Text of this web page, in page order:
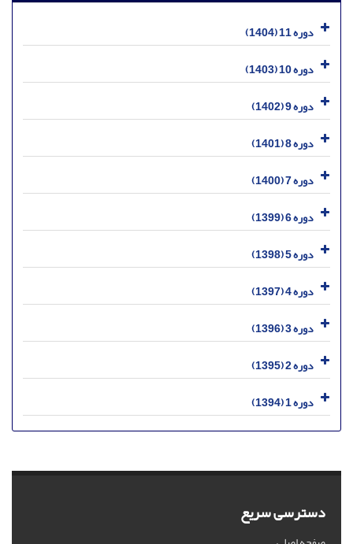
دوره 11 (1404)
دوره 10 (1403)
دوره 9 (1402)
دوره 8 (1401)
دوره 7 (1400)
دوره 6 (1399)
دوره 5 (1398)
دوره 4 (1397)
دوره 3 (1396)
دوره 2 (1395)
دوره 1 (1394)
دسترسی سریع